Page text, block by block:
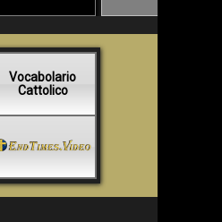
Vocabolario
Cattolico